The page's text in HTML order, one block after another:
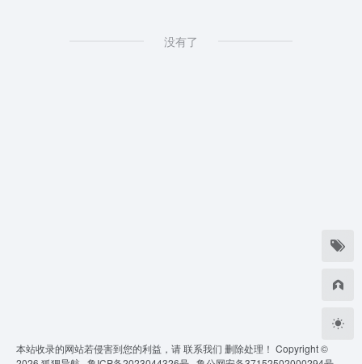
没有了
本站收录的网站若侵害到您的利益，请联系我们 删除处理！ Copyright ©